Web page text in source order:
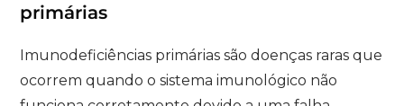
primárias
Imunodeficiências primárias são doenças raras que
ocorrem quando o sistema imunológico não